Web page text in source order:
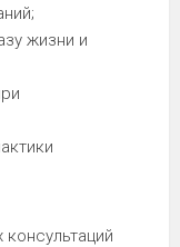
жизни и